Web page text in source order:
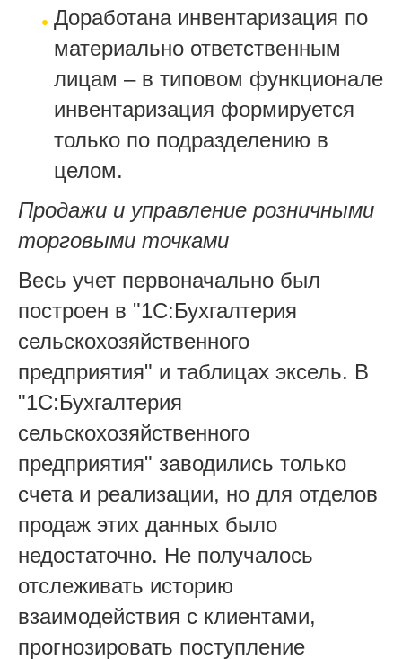
Доработана инвентаризация по
материально ответственным
лицам – в типовом функционале
инвентаризация формируется
только по подразделению в
целом.
Продажи и управление розничными
торговыми точками
Весь учет первоначально был
построен в "1С:Бухгалтерия
сельскохозяйственного
предприятия" и таблицах эксель. В
"1С:Бухгалтерия
сельскохозяйственного
предприятия" заводились только
счета и реализации, но для отделов
продаж этих данных было
недостаточно. Не получалось
отслеживать историю
взаимодействия с клиентами,
прогнозировать поступление